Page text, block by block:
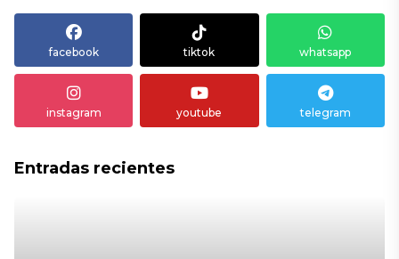
facebook tiktok whatsapp
instagram youtube telegram
Entradas recientes